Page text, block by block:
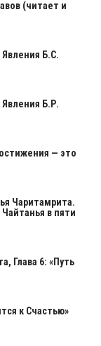
(читает и
Б.С.
Б.Р.
— это
Чаритамрита.
в пяти
Глава 6: «Путь
к Счастью»